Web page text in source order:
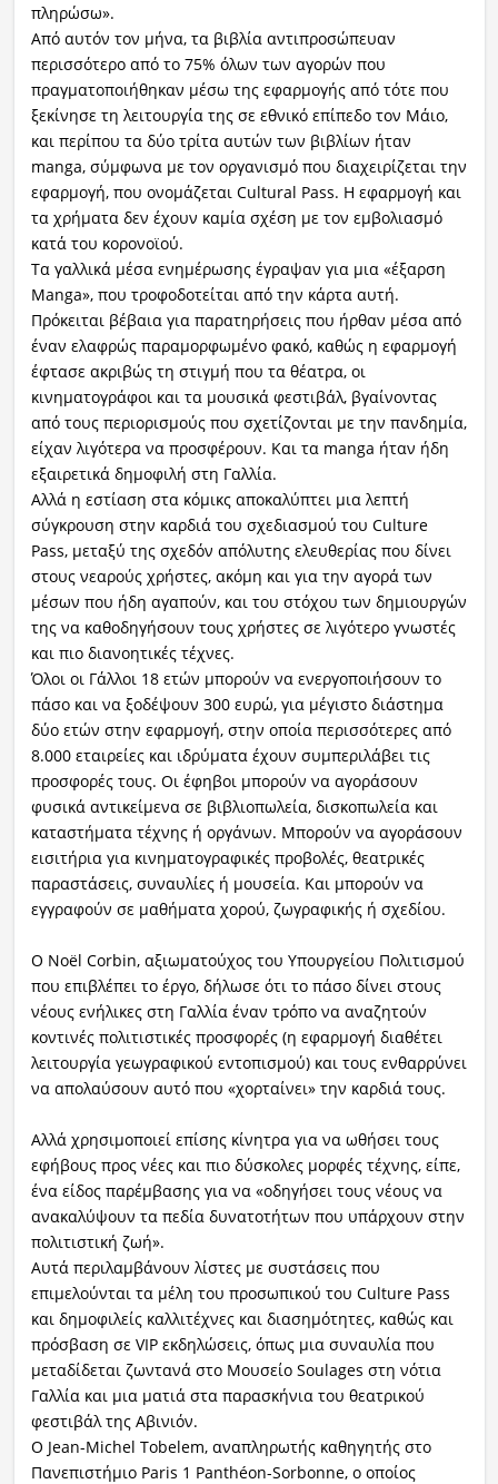
πληρώσω».
Από αυτόν τον μήνα, τα βιβλία αντιπροσώπευαν
περισσότερο από το 75% όλων των αγορών που
πραγματοποιήθηκαν μέσω της εφαρμογής από τότε που
ξεκίνησε τη λειτουργία της σε εθνικό επίπεδο τον Μάιο,
και περίπου τα δύο τρίτα αυτών των βιβλίων ήταν
manga, σύμφωνα με τον οργανισμό που διαχειρίζεται την
εφαρμογή, που ονομάζεται Cultural Pass. Η εφαρμογή και
τα χρήματα δεν έχουν καμία σχέση με τον εμβολιασμό
κατά του κορονοϊού.
Τα γαλλικά μέσα ενημέρωσης έγραψαν για μια «έξαρση
Manga», που τροφοδοτείται από την κάρτα αυτή.
Πρόκειται βέβαια για παρατηρήσεις που ήρθαν μέσα από
έναν ελαφρώς παραμορφωμένο φακό, καθώς η εφαρμογή
έφτασε ακριβώς τη στιγμή που τα θέατρα, οι
κινηματογράφοι και τα μουσικά φεστιβάλ, βγαίνοντας
από τους περιορισμούς που σχετίζονται με την πανδημία,
είχαν λιγότερα να προσφέρουν. Και τα manga ήταν ήδη
εξαιρετικά δημοφιλή στη Γαλλία.
Αλλά η εστίαση στα κόμικς αποκαλύπτει μια λεπτή
σύγκρουση στην καρδιά του σχεδιασμού του Culture
Pass, μεταξύ της σχεδόν απόλυτης ελευθερίας που δίνει
στους νεαρούς χρήστες, ακόμη και για την αγορά των
μέσων που ήδη αγαπούν, και του στόχου των δημιουργών
της να καθοδηγήσουν τους χρήστες σε λιγότερο γνωστές
και πιο διανοητικές τέχνες.
Όλοι οι Γάλλοι 18 ετών μπορούν να ενεργοποιήσουν το
πάσο και να ξοδέψουν 300 ευρώ, για μέγιστο διάστημα
δύο ετών στην εφαρμογή, στην οποία περισσότερες από
8.000 εταιρείες και ιδρύματα έχουν συμπεριλάβει τις
προσφορές τους. Οι έφηβοι μπορούν να αγοράσουν
φυσικά αντικείμενα σε βιβλιοπωλεία, δισκοπωλεία και
καταστήματα τέχνης ή οργάνων. Μπορούν να αγοράσουν
εισιτήρια για κινηματογραφικές προβολές, θεατρικές
παραστάσεις, συναυλίες ή μουσεία. Και μπορούν να
εγγραφούν σε μαθήματα χορού, ζωγραφικής ή σχεδίου.
Ο Noël Corbin, αξιωματούχος του Υπουργείου Πολιτισμού
που επιβλέπει το έργο, δήλωσε ότι το πάσο δίνει στους
νέους ενήλικες στη Γαλλία έναν τρόπο να αναζητούν
κοντινές πολιτιστικές προσφορές (η εφαρμογή διαθέτει
λειτουργία γεωγραφικού εντοπισμού) και τους ενθαρρύνει
να απολαύσουν αυτό που «χορταίνει» την καρδιά τους.
Αλλά χρησιμοποιεί επίσης κίνητρα για να ωθήσει τους
εφήβους προς νέες και πιο δύσκολες μορφές τέχνης, είπε,
ένα είδος παρέμβασης για να «οδηγήσει τους νέους να
ανακαλύψουν τα πεδία δυνατοτήτων που υπάρχουν στην
πολιτιστική ζωή».
Αυτά περιλαμβάνουν λίστες με συστάσεις που
επιμελούνται τα μέλη του προσωπικού του Culture Pass
και δημοφιλείς καλλιτέχνες και διασημότητες, καθώς και
πρόσβαση σε VIP εκδηλώσεις, όπως μια συναυλία που
μεταδίδεται ζωντανά στο Μουσείο Soulages στη νότια
Γαλλία και μια ματιά στα παρασκήνια του θεατρικού
φεστιβάλ της Αβινιόν.
Ο Jean-Michel Tobelem, αναπληρωτής καθηγητής στο
Πανεπιστήμιο Paris 1 Panthéon-Sorbonne, ο οποίος